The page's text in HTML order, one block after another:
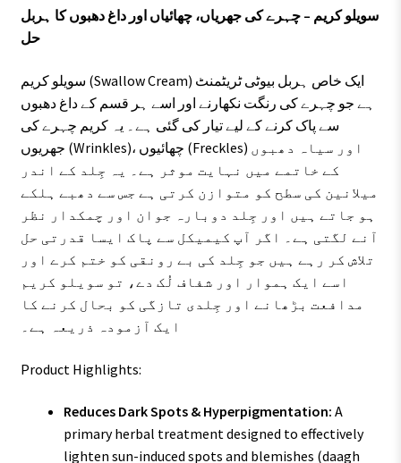
سویلو کریم – چہرے کی جھریاں، چھائیاں اور داغ دھبوں کا ہربل
حل
سویلو کریم (Swallow Cream) ایک خاص ہربل بیوٹی ٹریٹمنٹ
ہے جو چہرے کی رنگت نکھارنے اور اسے ہر قسم کے داغ دھبوں
سے پاک کرنے کے لیے تیار کی گئی ہے۔ یہ کریم چہرے کی
جھریوں (Wrinkles)، چھائیوں (Freckles) اور سیاہ دھبوں
کے خاتمے میں نہایت موثر ہے۔ یہ جِلد کے اندر
میلانین کی سطح کو متوازن کرتی ہے جس سے دھبے ہلکے
ہو جاتے ہیں اور جِلد دوبارہ جوان اور چمکدار نظر
آنے لگتی ہے۔ اگر آپ کیمیکل سے پاک ایسا قدرتی حل
تلاش کر رہے ہیں جو جِلد کی بے رونقی کو ختم کرے اور
اسے ایک ہموار اور شفاف لُک دے، تو سویلو کریم
مدافعت بڑھانے اور جِلدی تازگی کو بحال کرنے کا
ایک آزمودہ ذریعہ ہے۔
Product Highlights:
Reduces Dark Spots & Hyperpigmentation: A
primary herbal treatment designed to effectively
lighten sun-induced spots and blemishes (daagh